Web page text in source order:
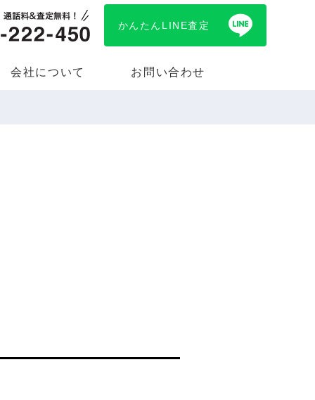
かんたんLINE査定
会社について お問い合わせ